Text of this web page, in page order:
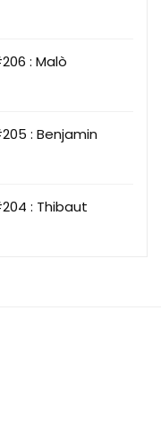
: Malò
: Benjamin
: Thibaut